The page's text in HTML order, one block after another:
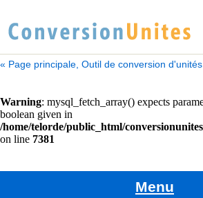
« Page principale, Outil de conversion d'unités
Menu